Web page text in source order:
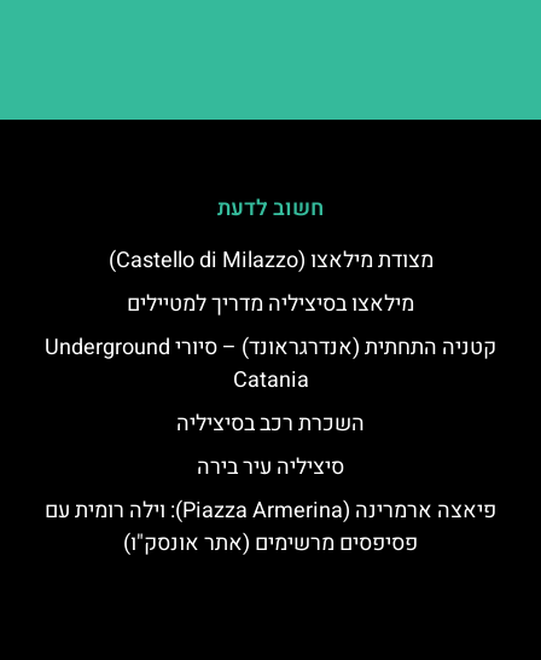
חשוב לדעת
מצודת מילאצו (Castello di Milazzo)
מילאצו בסיציליה מדריך למטיילים
קטניה התחתית (אנדרגראונד) – סיורי Underground
Catania
השכרת רכב בסיציליה
סיציליה עיר בירה
פיאצה ארמרינה (Piazza Armerina): וילה רומית עם
פסיפסים מרשימים (אתר אונסק"ו)